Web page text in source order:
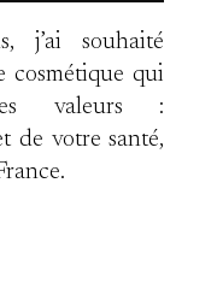
j’ai souhaité
cosmétique qui
valeurs :
de votre santé,